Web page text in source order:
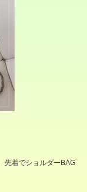
先着でショルダーBAG